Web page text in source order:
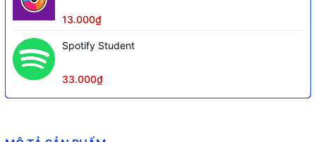
13.000₫
Spotify Student
33.000₫